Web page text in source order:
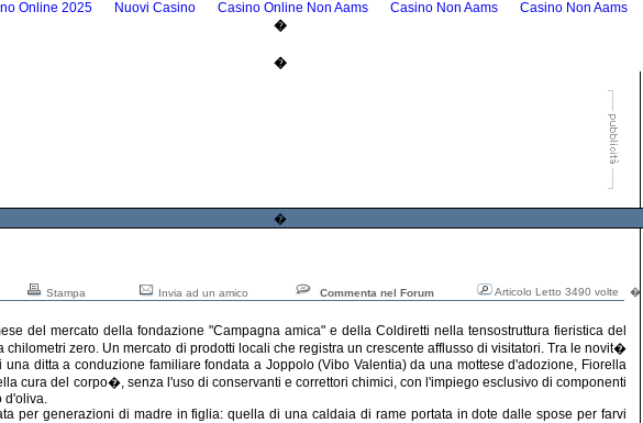
Online 2025 Nuovi Casino Casino Online Non Aams Casino Non Aams
Casino Non Aams
�
�
�
Stampa Invia ad un amico Commenta nel Forum Articolo Letto 3490 volte �
del mercato della fondazione "Campagna amica" e della Coldiretti nella tensostruttura fieristica del
zero. Un mercato di prodotti locali che registra un crescente afflusso di visitatori. Tra le novit�
ditta a conduzione familiare fondata a Joppolo (Vibo Valentia) da una mottese d'adozione, Fiorella
cura del corpo�, senza l'uso di conservanti e correttori chimici, con l'impiego esclusivo di componenti
d'oliva.
per generazioni di madre in figlia: quella di una caldaia di rame portata in dote dalle spose per farvi